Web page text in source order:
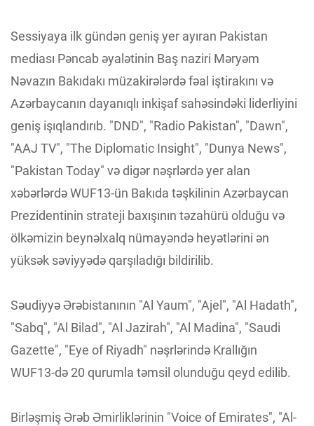
Sessiyaya ilk gündən geniş yer ayıran Pakistan
mediası Pəncab əyalətinin Baş naziri Məryəm
Nəvazın Bakıdakı müzakirələrdə fəal iştirakını və
Azərbaycanın dayanıqlı inkişaf sahəsindəki liderliyini
geniş işıqlandırıb. "DND", "Radio Pakistan", "Dawn",
"AAJ TV", "The Diplomatic Insight", "Dunya News",
"Pakistan Today" və digər nəşrlərdə yer alan
xəbərlərdə WUF13-ün Bakıda təşkilinin Azərbaycan
Prezidentinin strateji baxışının təzahürü olduğu və
ölkəmizin beynəlxalq nümayəndə heyətlərini ən
yüksək səviyyədə qarşıladığı bildirilib.
Səudiyyə Ərəbistanının "Al Yaum", "Ajel", "Al Hadath",
"Sabq", "Al Bilad", "Al Jazirah", "Al Madina", "Saudi
Gazette", "Eye of Riyadh" nəşrlərində Krallığın
WUF13-də 20 qurumla təmsil olunduğu qeyd edilib.
Birləşmiş Ərəb Əmirliklərinin "Voice of Emirates", "Al-